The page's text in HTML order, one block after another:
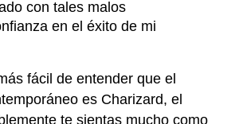
con tales malos
en el éxito de mi
fácil de entender que el
es Charizard, el
te sientas mucho como